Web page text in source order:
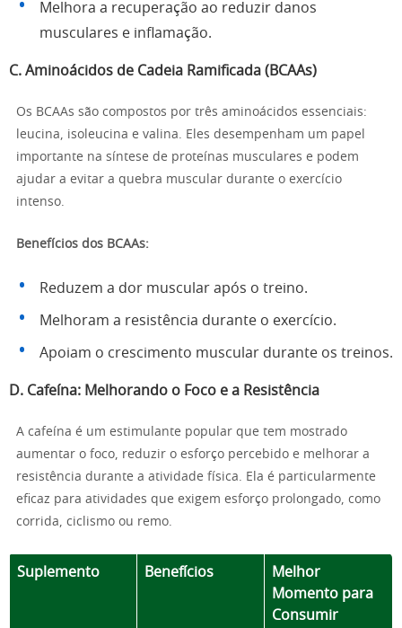
Melhora a recuperação ao reduzir danos
musculares e inflamação.
C. Aminoácidos de Cadeia Ramificada (BCAAs)
Os BCAAs são compostos por três aminoácidos essenciais:
leucina, isoleucina e valina. Eles desempenham um papel
importante na síntese de proteínas musculares e podem
ajudar a evitar a quebra muscular durante o exercício
intenso.
Benefícios dos BCAAs:
Reduzem a dor muscular após o treino.
Melhoram a resistência durante o exercício.
Apoiam o crescimento muscular durante os treinos.
D. Cafeína: Melhorando o Foco e a Resistência
A cafeína é um estimulante popular que tem mostrado
aumentar o foco, reduzir o esforço percebido e melhorar a
resistência durante a atividade física. Ela é particularmente
eficaz para atividades que exigem esforço prolongado, como
corrida, ciclismo ou remo.
Suplemento Benefícios
Melhor
Momento para
Consumir